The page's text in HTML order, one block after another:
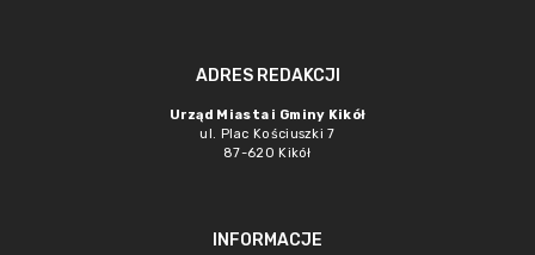
ADRES REDAKCJI
Urząd Miasta i Gminy Kikół
ul. Plac Kościuszki 7
87-620 Kikół
INFORMACJE